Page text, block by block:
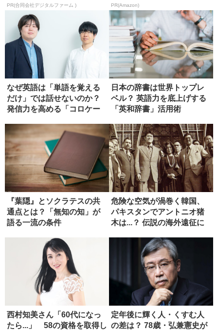
PR(合同会社デジタルファーム )
が...
PR(Amazon)
なぜ英語は「単語を覚える
だけ」では話せないのか？
発信力を高める「コロケー
日本の辞書は世界トップレ
ベル？ 英語力を底上げする
「英和辞書」活用術
『葉隠』とソクラテスの共
通点とは？「無知の知」が
語る一流の条件
危険な空気が渦巻く韓国、
パキスタンでアントニオ猪
木は...？ 伝説の海外遠征に
西村知美さん「60代になっ
たら...」 58の資格を取得し
定年後に輝く人・くすむ人
の差は？ 78歳・弘兼憲史が